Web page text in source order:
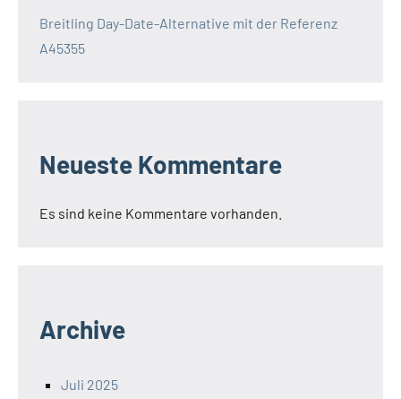
Breitling Day-Date-Alternative mit der Referenz
A45355
Neueste Kommentare
Es sind keine Kommentare vorhanden.
Archive
Juli 2025